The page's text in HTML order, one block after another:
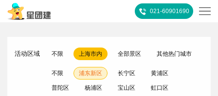
021-60901690
活动区域 不限 上海市内
不限 浦东新区 长宁区 黄浦区
普陀区 杨浦区 宝山区 虹口区
全部景区 其他热门城市